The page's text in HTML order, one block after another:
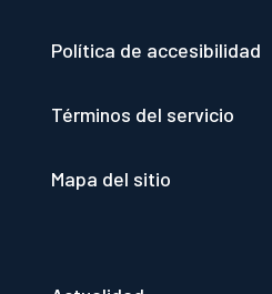
Política de accesibilidad
Términos del servicio
Mapa del sitio